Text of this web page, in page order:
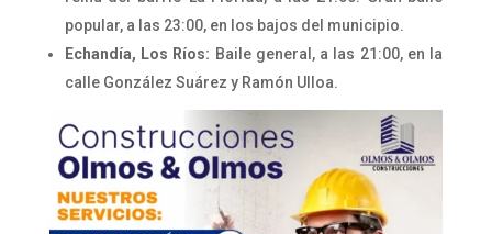
popular, a las 23:00, en los bajos del municipio.
Echandía, Los Ríos: Baile general, a las 21:00, en la
calle González Suárez y Ramón Ulloa.